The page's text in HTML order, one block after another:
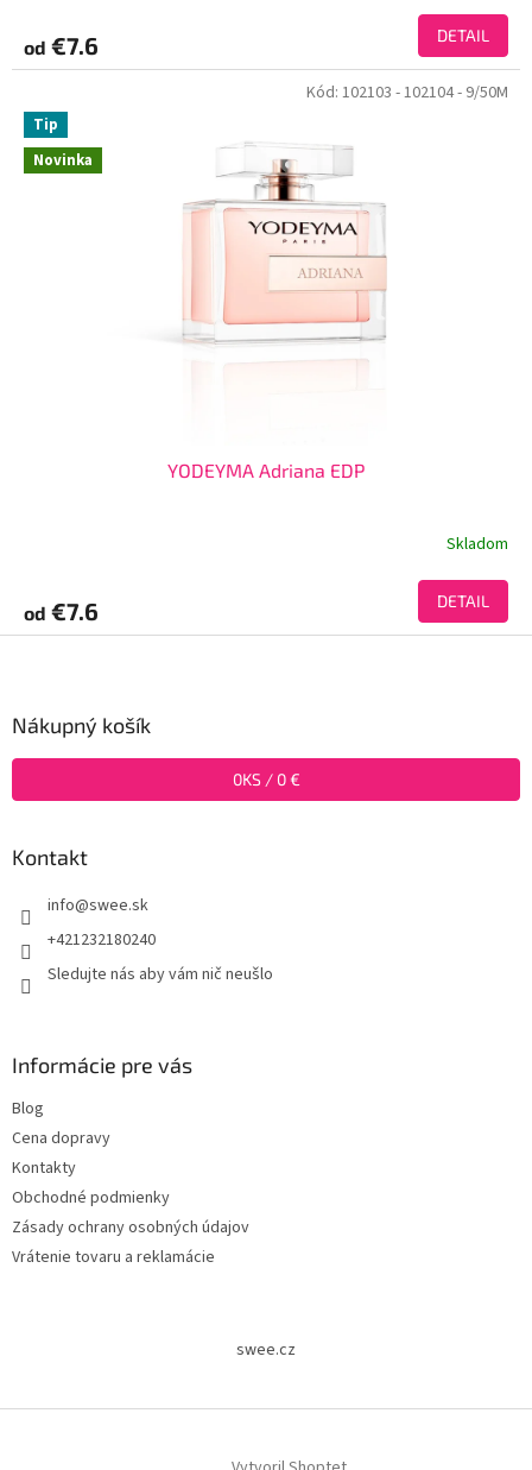
od €7.6 DETAIL
Novinka
Tip
YODEYMA Adriana EDP
Skladom
od €7.6 DETAIL
Kód: 102103 - 102104- 9/50M
Nákupný košík
0KS / 0 €
Kontakt
info@swee.sk
+421232180240
Sledujte nás aby vám nič neušlo
Informácie pre vás
Blog
Cena dopravy
Kontakty
Obchodné podmienky
Zásady ochrany osobných údajov
Vrátenie tovaru a reklamácie
swee.cz